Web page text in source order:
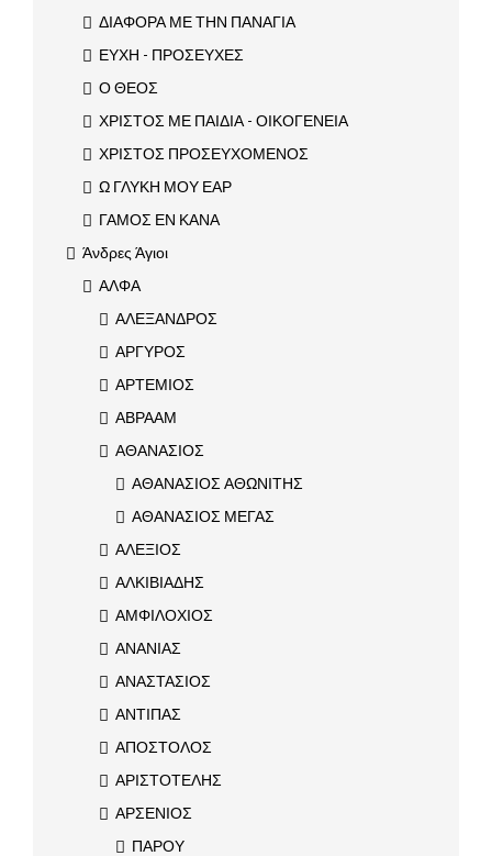
ΔΙΑΦΟΡΑ ΜΕ ΤΗΝ ΠΑΝΑΓΙΑ
ΕΥΧΗ - ΠΡΟΣΕΥΧΕΣ
Ο ΘΕΟΣ
ΧΡΙΣΤΟΣ ΜΕ ΠΑΙΔΙΑ - ΟΙΚΟΓΕΝΕΙΑ
ΧΡΙΣΤΟΣ ΠΡΟΣΕΥΧΟΜΕΝΟΣ
Ω ΓΛΥΚΗ ΜΟΥ ΕΑΡ
ΓΑΜΟΣ ΕΝ ΚΑΝΑ
Άνδρες Άγιοι
ΑΛΦΑ
ΑΛΕΞΑΝΔΡΟΣ
ΑΡΓΥΡΟΣ
ΑΡΤΕΜΙΟΣ
ΑΒΡΑΑΜ
ΑΘΑΝΑΣΙΟΣ
ΑΘΑΝΑΣΙΟΣ ΑΘΩΝΙΤΗΣ
ΑΘΑΝΑΣΙΟΣ ΜΕΓΑΣ
ΑΛΕΞΙΟΣ
ΑΛΚΙΒΙΑΔΗΣ
ΑΜΦΙΛΟΧΙΟΣ
ΑΝΑΝΙΑΣ
ΑΝΑΣΤΑΣΙΟΣ
ΑΝΤΙΠΑΣ
ΑΠΟΣΤΟΛΟΣ
ΑΡΙΣΤΟΤΕΛΗΣ
ΑΡΣΕΝΙΟΣ
ΠΑΡΟΥ